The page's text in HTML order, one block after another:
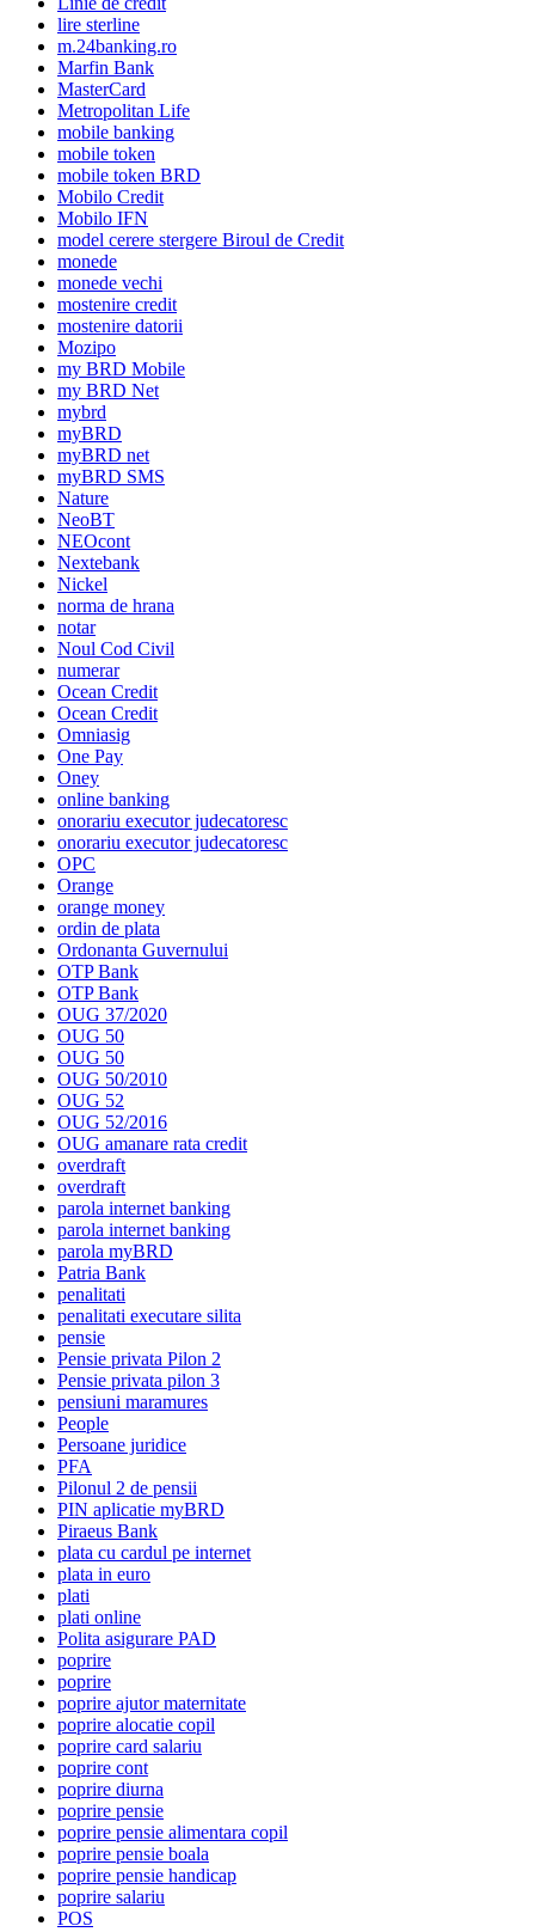
lire sterline
m.24banking.ro
Marfin Bank
MasterCard
Metropolitan Life
mobile banking
mobile token
mobile token BRD
Mobilo Credit
Mobilo IFN
model cerere stergere Biroul de Credit
monede
monede vechi
mostenire credit
mostenire datorii
Mozipo
my BRD Mobile
my BRD Net
mybrd
myBRD
myBRD net
myBRD SMS
Nature
NeoBT
NEOcont
Nextebank
Nickel
norma de hrana
notar
Noul Cod Civil
numerar
Ocean Credit
Ocean Credit
Omniasig
One Pay
Oney
online banking
onorariu executor judecatoresc
onorariu executor judecatoresc
OPC
Orange
orange money
ordin de plata
Ordonanta Guvernului
OTP Bank
OTP Bank
OUG 37/2020
OUG 50
OUG 50
OUG 50/2010
OUG 52
OUG 52/2016
OUG amanare rata credit
overdraft
overdraft
parola internet banking
parola internet banking
parola myBRD
Patria Bank
penalitati
penalitati executare silita
pensie
Pensie privata Pilon 2
Pensie privata pilon 3
pensiuni maramures
People
Persoane juridice
PFA
Pilonul 2 de pensii
PIN aplicatie myBRD
Piraeus Bank
plata cu cardul pe internet
plata in euro
plati
plati online
Polita asigurare PAD
poprire
poprire
poprire ajutor maternitate
poprire alocatie copil
poprire card salariu
poprire cont
poprire diurna
poprire pensie
poprire pensie alimentara copil
poprire pensie boala
poprire pensie handicap
poprire salariu
POS